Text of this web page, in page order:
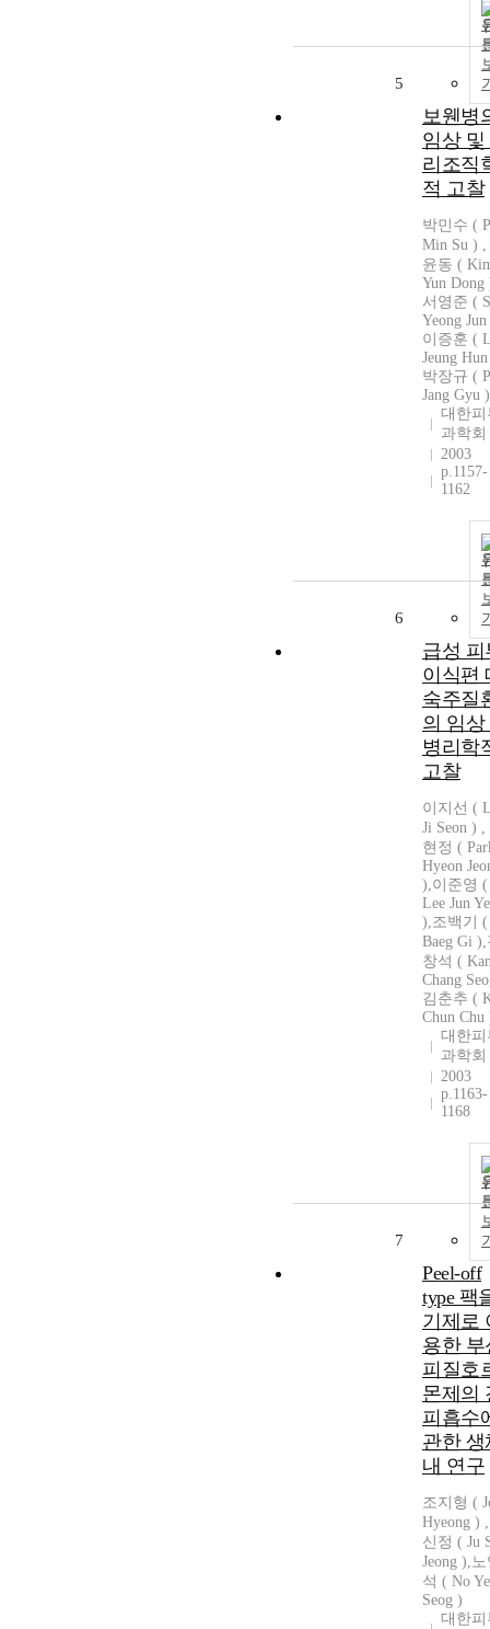
5
보웬병
임상 및
리조직
적 고찰
박민수 (
Min Su ) ,
윤동 (
Yun Dong
서영준 (
Yeong
이증훈 (
Jeung
박장규 (
Jang Gyu )
대한피
과학회
2003
p.1157-
1162
6
급성 피
이식편
숙주질
의 임상
병리학
고찰
이지선 (
Ji Seon ) ,
현정 (
Hyeon
),이준영 (
Lee Jun
),조백기 (
Baeg Gi
창석 (
Chang
김춘추 (
Chun Chu
대한피
과학회
2003
p.1163-
1168
7
Peel-off
type 팩
기제로
용한 부
피질호
몬제의
피흡수
관한 생
내 연구
조지형 (
Hyeong )
신정 ( Ju
Jeong ),
석 ( No
Seog )
대한피